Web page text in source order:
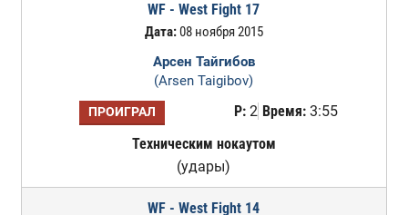
WF - West Fight 17
Дата:08 ноября 2015
Арсен Тайгибов
(Arsen Taigibov)
ПРОИГРАЛ Р:2 Время:3:55
Техническим нокаутом
(удары)
WF - West Fight 14